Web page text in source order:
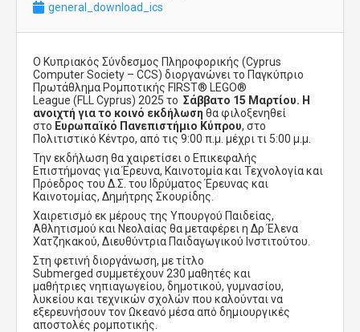
general_download_ics
Ο Κυπριακός Σύνδεσμος Πληροφορικής (Cyprus
Computer Society – CCS) διοργανώνει το Παγκύπριο
Πρωτάθλημα Ρομποτικής FIRST® LEGO®
League (FLL Cyprus) 2025 το Σάββατο 15 Μαρτίου. Η
ανοιχτή για το κοινό εκδήλωση θαφιλοξενηθεί
στο Ευρωπαϊκό Πανεπιστήμιο Κύπρου, στο
Πολιτιστικό Κέντρο, από τις 9:00 π.μ. μέχρι τι 5:00 μ.μ.
Την εκδήλωση θα χαιρετίσει ο Επικεφαλής
Επιστήμονας για Έρευνα, Καινοτομία και Τεχνολογία και
Πρόεδρος του Δ.Σ. του Ιδρύματος Έρευνας και
Καινοτομίας, Δημήτρης Σκουρίδης.
Χαιρετισμό εκ μέρους της Υπουργού Παιδείας,
Αθλητισμού και Νεολαίας θα μεταφέρει η Δρ Έλενα
Χατζηκακού, Διευθύντρια Παιδαγωγικού Ινστιτούτου.
Στη φετινή διοργάνωση, με τίτλο
Submerged συμμετέχουν 230 μαθητές και
μαθήτριες νηπιαγωγείου, δημοτικού, γυμνασίου,
λυκείου και τεχνικών σχολώνπου καλούνται να
εξερευνήσουν τον Ωκεανό μέσα από δημιουργικές
αποστολές ρομποτικής.